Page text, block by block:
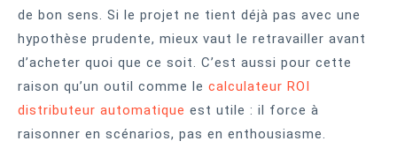
de bon sens. Si le projet ne tient déjà pas avec une
hypothèse prudente, mieux vaut le retravailler avant
d’acheter quoi que ce soit. C’est aussi pour cette
raison qu’un outil comme le calculateur ROI
distributeur automatique est utile : il force à
raisonner en scénarios, pas en enthousiasme.